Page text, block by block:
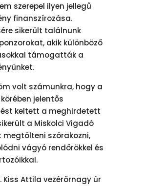
szerepel ilyen jellegű
finanszírozása.
sikerült találnunk
akik különböző
támogatták a
volt számunkra, hogy a
jelentős
keltett a meghirdetett
a Miskolci Vigadó
szórakozni,
vágyó rendőrökkel és
Kiss Attila vezérőrnagy úr